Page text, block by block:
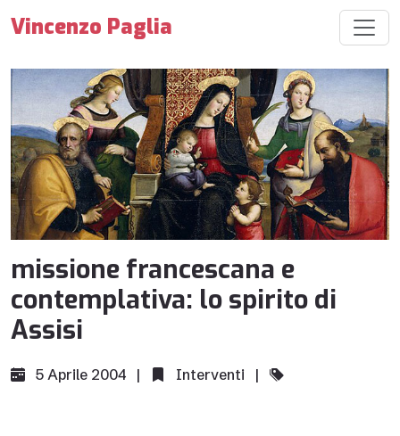
Vincenzo Paglia
missione francescana e
contemplativa: lo spirito di
Assisi
5 Aprile 2004 | Interventi |